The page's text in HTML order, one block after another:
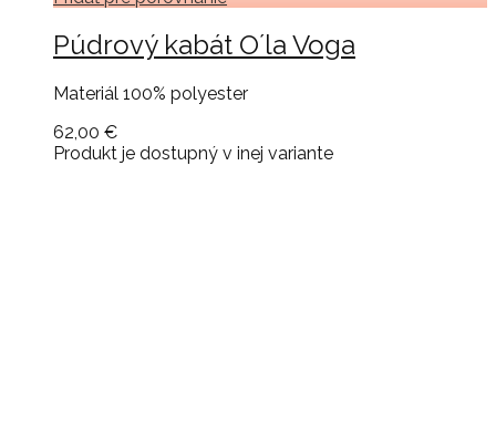
Púdrový kabát O´la Voga
Materiál 100% polyester
62,00 €
Produkt je dostupný v inej variante